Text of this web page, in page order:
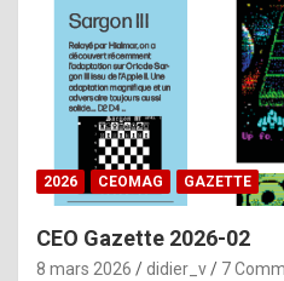
a
y
b
e
b
y
g
2026 CEOMAG GAZETTE
CEO Gazette 2026-02
8 mars 2026 didier_v 7